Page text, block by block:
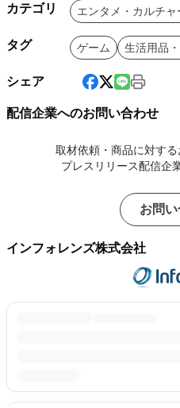
カテゴリ エンタメ・カルチャ
タグ ゲーム 生活用品
シェア
配信企業へのお問い合わせ
取材依頼・商品に対する
プレスリリース配信企
お問
インフォレンズ株式会社